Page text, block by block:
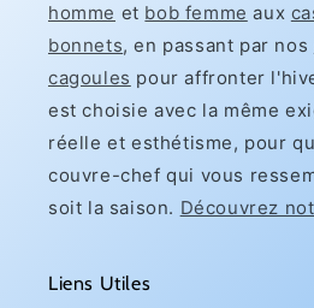
homme et bob femme aux
bonnets, en passant par nos
cagoules pour affronter
est choisie avec la même
réelle et esthétisme, pour
couvre-chef qui vous
soit la saison. Découvrez
Liens Utiles